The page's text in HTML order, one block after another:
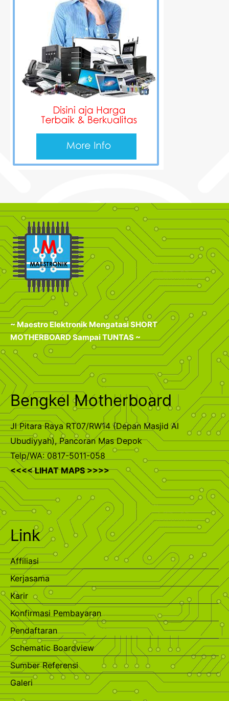
~ Maestro Elektronik Mengatasi SHORT
MOTHERBOARD Sampai TUNTAS ~
Bengkel Motherboard
Jl Pitara Raya RT07/RW14 (Depan Masjid Al
Ubudiyyah), Pancoran Mas Depok
Telp/WA: 0817-5011-058
<<<< LIHAT MAPS >>>>
Link
Affiliasi
Kerjasama
Karir
Konfirmasi Pembayaran
Pendaftaran
Schematic Boardview
Sumber Referensi
Galeri